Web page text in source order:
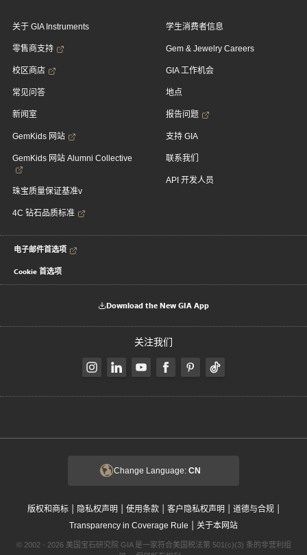
关于 GIA Instruments
零售商支持
校区商店
常见问答
新闻室
GemKids 网站
GemKids 网站 Alumni Collective
珠宝质量保证基准v
4C 钻石品质标准
学生消费者信息
Gem & Jewelry Careers
GIA 工作机会
地点
报告问题
支持 GIA
联系我们
API 开发人员
电子邮件首选项
Cookie 首选项
Download the New GIA App
关注我们
Change Language: CN
版权和商标 | 隐私权声明 | 使用条款 | 客户隐私权声明 | 道德与合规 |
Transparency in Coverage Rule | 关于本网站
© 2002 - 2026 美国宝石研究院 GIA 是一家符合美国税法第 501(c)(3) 条的非营利组